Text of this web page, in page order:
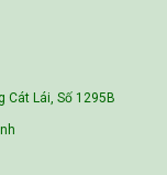
Cát Lái, Số 1295B